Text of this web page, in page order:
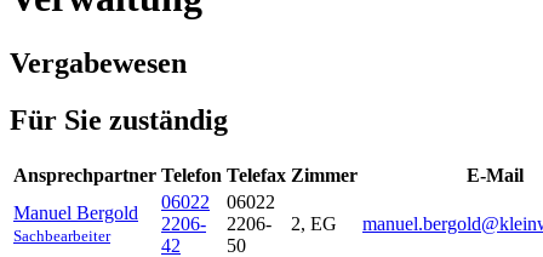
Vergabewesen
Für Sie zuständig
Ansprechpartner Telefon Telefax Zimmer
E-Mail
Manuel Bergold
Sachbearbeiter
06022
2206-
42
06022
2206-
50
2, EG